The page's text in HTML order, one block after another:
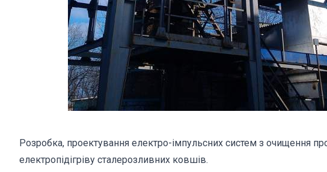
Розробка, проектування електро-імпульсних систем з очищення
електропідігріву сталерозливних ковшів.